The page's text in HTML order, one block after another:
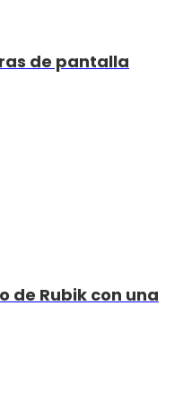
de pantalla
de Rubik con una